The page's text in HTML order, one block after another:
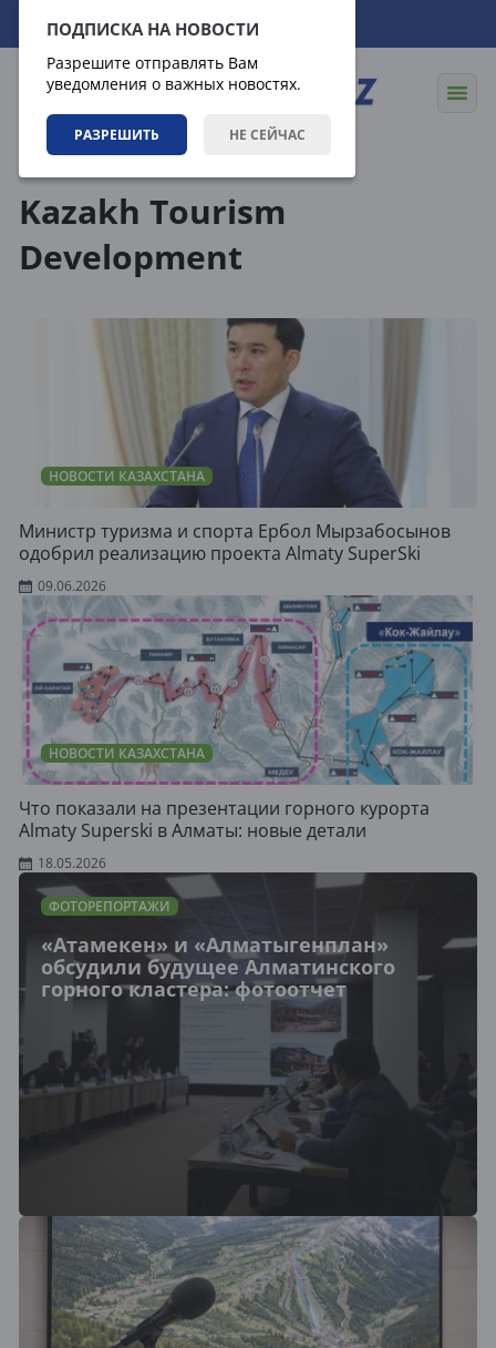
ПОДПИСКА НА НОВОСТИ
Разрешите отправлять Вам
уведомления о важных новостях.
РАЗРЕШИТЬ НЕ СЕЙЧАС
09.08.2026 16:17:25
Kazakh Tourism
Development
НОВОСТИ КАЗАХСТАНА
Министр туризма и спорта Ербол Мырзабосынов
одобрил реализацию проекта Almaty SuperSki
09.06.2026
НОВОСТИ КАЗАХСТАНА
Что показали на презентации горного курорта
Almaty Superski в Алматы: новые детали
18.05.2026
ФОТОРЕПОРТАЖИ
«Атамекен» и «Алматыгенплан»
обсудили будущее Алматинского
горного кластера: фотоотчет